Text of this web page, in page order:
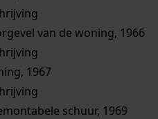
van de woning, 1966
1967
schuur, 1969